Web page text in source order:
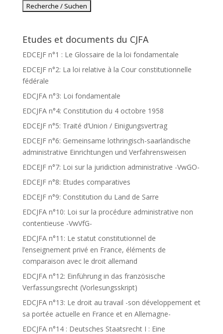
Etudes et documents du CJFA
EDCEJF n°1 : Le Glossaire de la loi fondamentale
EDCEJF n°2: La loi relative à la Cour constitutionnelle
fédérale
EDCJFA n°3: Loi fondamentale
EDCJFA n°4: Constitution du 4 octobre 1958
EDCEJF n°5: Traité d’Union / Einigungsvertrag
EDCEJF n°6: Gemeinsame lothringisch-saarländische
administrative Einrichtungen und Verfahrensweisen
EDCEJF n°7: Loi sur la juridiction administrative -VwGO-
EDCEJF n°8: Etudes comparatives
EDCEJF n°9: Constitution du Land de Sarre
EDCJFA n°10: Loi sur la procédure administrative non
contentieuse -VwVfG-
EDCJFA n°11: Le statut constitutionnel de
l’enseignement privé en France, éléments de
comparaison avec le droit allemand
EDCJFA n°12: Einführung in das französische
Verfassungsrecht (Vorlesungsskript)
EDCJFA n°13: Le droit au travail -son développement et
sa portée actuelle en France et en Allemagne-
EDCJFA n°14 : Deutsches Staatsrecht I : Eine